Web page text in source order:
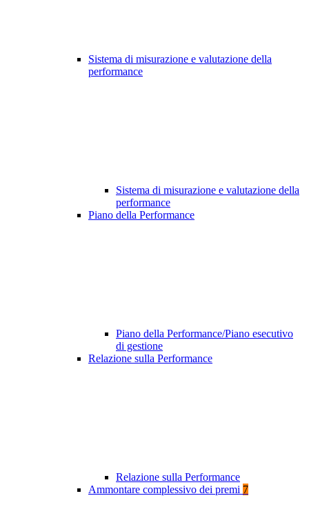
Sistema di misurazione e valutazione della
performance
Sistema di misurazione e valutazione della
performance
Piano della Performance
Piano della Performance/Piano esecutivo
di gestione
Relazione sulla Performance
Relazione sulla Performance
Ammontare complessivo dei premi 7